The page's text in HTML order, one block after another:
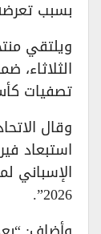
بسبب
ويلتقي
الثلاثاء،
تصفيات كأس
وقال
استبعاد
الإسباني
2026”.